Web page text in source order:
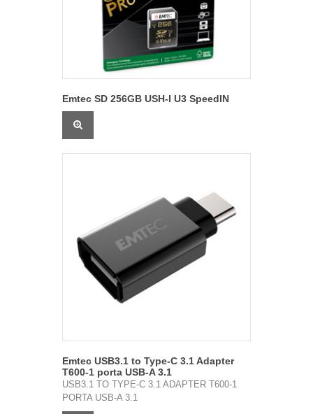
Emtec SD 256GB USH-I U3 SpeedIN
Emtec USB3.1 to Type-C 3.1 Adapter
T600-1 porta USB-A 3.1
USB3.1 TO TYPE-C 3.1 ADAPTER T600-1
PORTA USB-A 3.1